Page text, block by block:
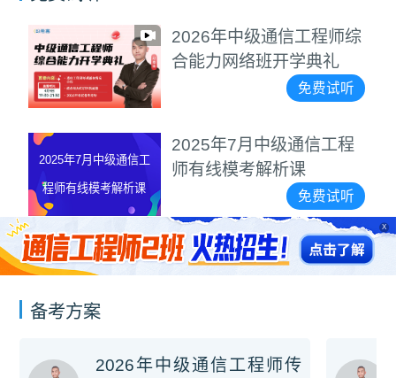
2026年中级通信工程师综
合能力网络班开学典礼
免费试听
2025年7月中级通信工
程师有线模考解析课
2025年7月中级通信工程
师有线模考解析课
免费试听
X
备考方案
2026年中级通信工程师传